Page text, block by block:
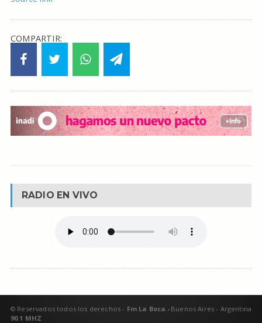
COMPARTIR:
RADIO EN VIVO
Buenos Aires - Argentina
© Reservados todos los derechos - Fm La Boca -
90.1 MHZ